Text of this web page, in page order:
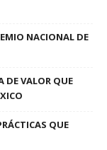
NACIONAL DE
DE VALOR QUE
QUE